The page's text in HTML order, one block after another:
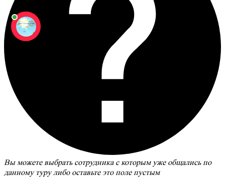
Вы можете выбрать сотрудника с которым уже общались по
данному туру либо оставьте это поле пустым